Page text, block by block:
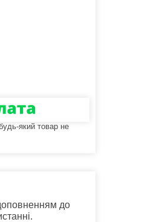
який товар не
до